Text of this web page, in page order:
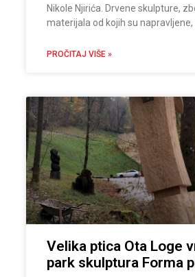
Nikole Njirića. Drvene skulpture,
materijala od kojih su napravljene,
PROČITAJ VIŠE »
Velika ptica Ota Loge
park skulptura Forma